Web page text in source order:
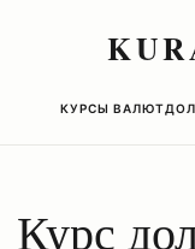
КУРСЫ ВАЛЮТ
Курс